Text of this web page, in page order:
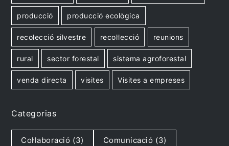
producció producció ecològica
recolecció silvestre recol·lecció reunions
rural sector forestal sistema agroforestal
venda directa visites Visites a empreses
Categorias
Col·laboració (3) Comunicació (3)